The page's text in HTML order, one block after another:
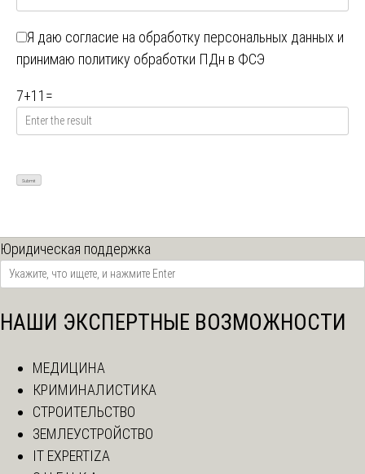
Я даю согласие на обработку персональных данных и
принимаю политику обработки ПДн в ФСЭ
7+11 =
Юридическая поддержка
НАШИ ЭКСПЕРТНЫЕ ВОЗМОЖНОСТИ
МЕДИЦИНА
КРИМИНАЛИСТИКА
СТРОИТЕЛЬСТВО
ЗЕМЛЕУСТРОЙСТВО
IT EXPERTIZA